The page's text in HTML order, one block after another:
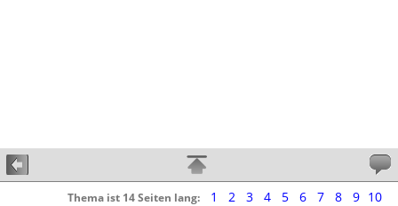
Thema ist 14 Seiten lang: 1 2 3 4 5 6 7 8 9 10